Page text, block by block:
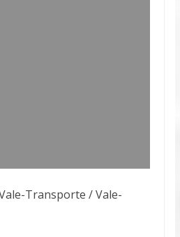
Transporte / Vale-